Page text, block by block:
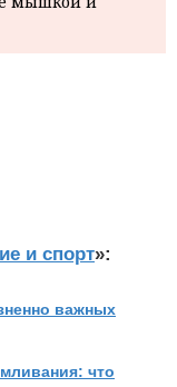
и спорт»:
важных
что